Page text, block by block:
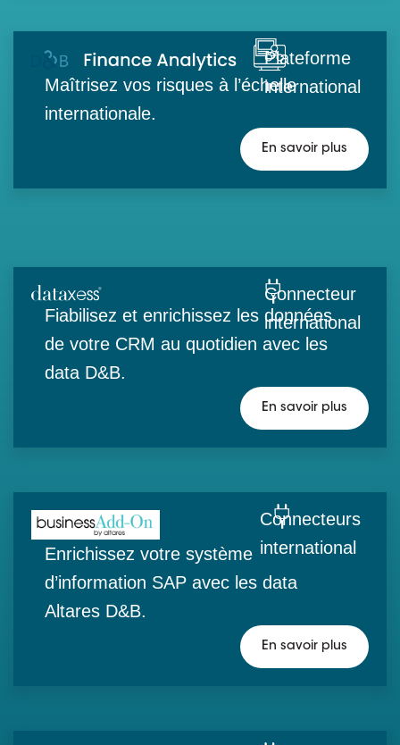
Plateforme
international
Maîtrisez vos risques à l’échelle
internationale.
En savoir plus
Connecteur
international
Fiabilisez et enrichissez les données
de votre CRM au quotidien avec les
data D&B.
En savoir plus
Connecteurs
international
Enrichissez votre système
d’information SAP avec les data
Altares D&B.
En savoir plus